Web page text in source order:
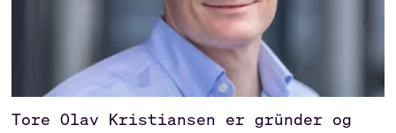
Tore Olav Kristiansen er gründer og